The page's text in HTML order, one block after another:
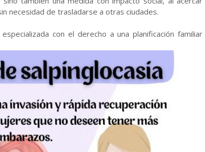
necesidad de trasladarse a otras ciudades.
con el derecho a una planificación familiar